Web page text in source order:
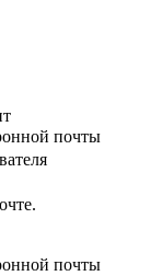
почты
почты